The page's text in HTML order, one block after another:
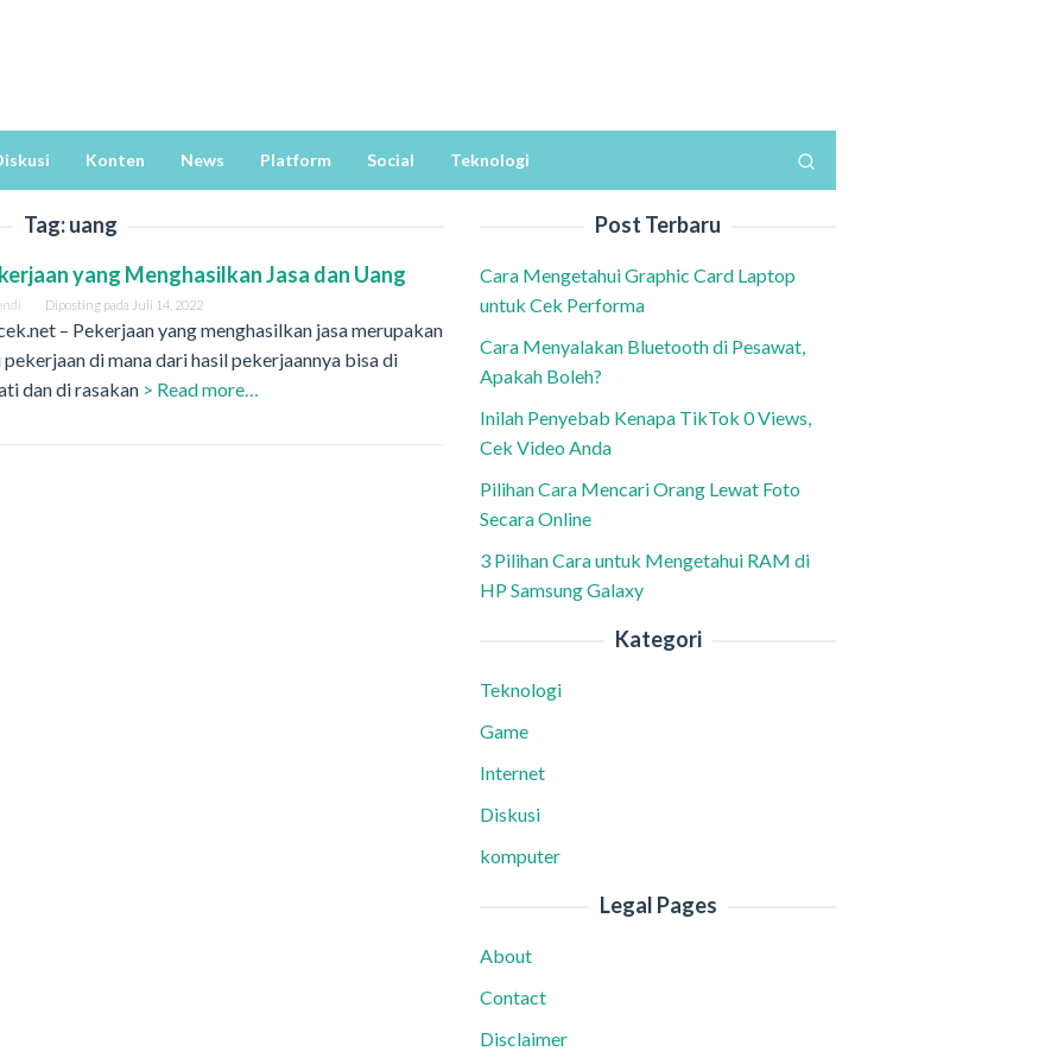
Konten News Platform Social Teknologi
Tag:uang
yang Menghasilkan Jasa dan Uang
Diposting pada Juli 14, 2022
– Pekerjaan yang menghasilkan jasa merupakan
pekerjaan di mana dari hasil pekerjaannya bisa di
dan di rasakan > Read more…
Post Terbaru
Cara Mengetahui Graphic Card Laptop
untuk Cek Performa
Cara Menyalakan Bluetooth di Pesawat,
Apakah Boleh?
Inilah Penyebab Kenapa TikTok 0 Views,
Cek Video Anda
Pilihan Cara Mencari Orang Lewat Foto
Secara Online
3 Pilihan Cara untuk Mengetahui RAM di
HP Samsung Galaxy
Kategori
Teknologi
Game
Internet
Diskusi
komputer
Legal Pages
About
Contact
Disclaimer